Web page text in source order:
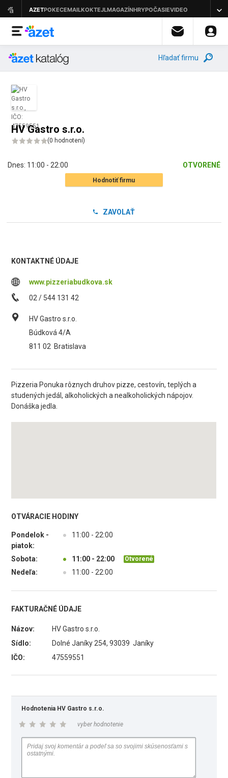
Hľadať firmu
HV Gastro s.r.o.
(0 hodnotení)
Dnes: 11:00 - 22:00 OTVORENÉ
Hodnotiť firmu
ZAVOLAŤ
KONTAKTNÉ ÚDAJE
www.pizzeriabudkova.sk
02 / 544 131 42
HV Gastro s.r.o.
Búdková 4/A
811 02 Bratislava
Pizzeria Ponuka rôznych druhov pizze, cestovín, teplých a
studených jedál, alkoholických a nealkoholických nápojov.
Donáška jedla.
OTVÁRACIE HODINY
Pondelok -
piatok:
● 11:00 - 22:00
Sobota: ● 11:00 - 22:00 Otvorené
Nedeľa: ● 11:00 - 22:00
FAKTURAČNÉ ÚDAJE
Názov:
HV Gastro s.r.o.
Sídlo:
Dolné Janíky 254, 93039 Janíky
IČO:
47559551
Hodnotenia HV Gastro s.r.o.
vyber hodnotenie